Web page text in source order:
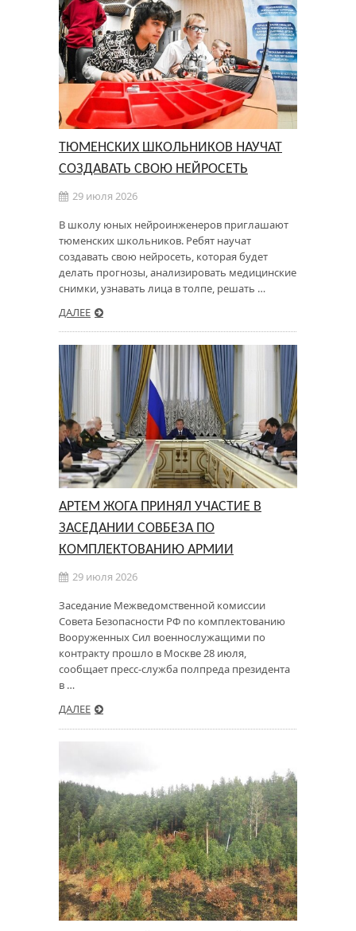
ТЮМЕНСКИХ ШКОЛЬНИКОВ НАУЧАТ
СОЗДАВАТЬ СВОЮ НЕЙРОСЕТЬ
29 июля 2026
В школу юных нейроинженеров приглашают
тюменских школьников. Ребят научат
создавать свою нейросеть, которая будет
делать прогнозы, анализировать медицинские
снимки, узнавать лица в толпе, решать …
ДАЛЕЕ
АРТЕМ ЖОГА ПРИНЯЛ УЧАСТИЕ В
ЗАСЕДАНИИ СОВБЕЗА ПО
КОМПЛЕКТОВАНИЮ АРМИИ
29 июля 2026
Заседание Межведомственной комиссии
Совета Безопасности РФ по комплектованию
Вооруженных Сил военнослужащими по
контракту прошло в Москве 28 июля,
сообщает пресс-служба полпреда президента
в …
ДАЛЕЕ